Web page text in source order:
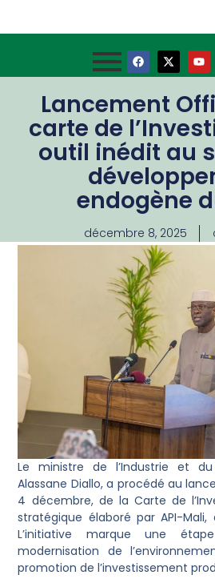
Lancement
carte de
outil inédit au
endogène
décembre 8, 2025
Le ministre de l’Industrie et
Alassane Diallo, a procédé au
4 décembre, de la Carte de
stratégique élaboré par API-Mali,
L’initiative marque une
modernisation de
promotion de l’investissement